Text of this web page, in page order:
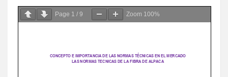
Page 1 / 9 Zoom 100%